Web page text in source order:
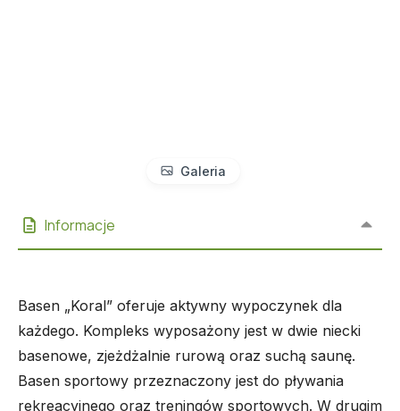
Galeria
Informacje
Basen „Koral” oferuje aktywny wypoczynek dla
każdego. Kompleks wyposażony jest w dwie niecki
basenowe, zjeżdżalnie rurową oraz suchą saunę.
Basen sportowy przeznaczony jest do pływania
rekreacyjnego oraz treningów sportowych. W drugim